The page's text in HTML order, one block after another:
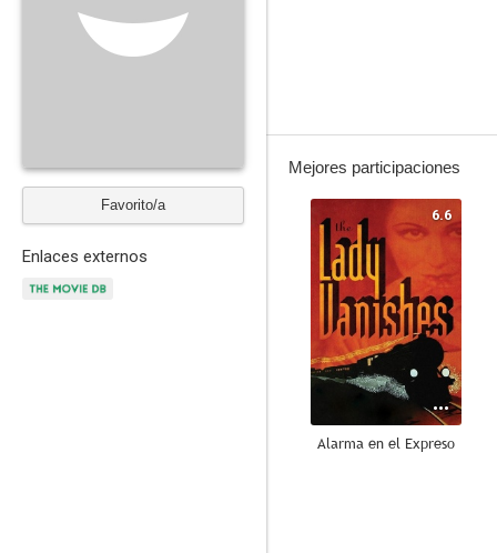
Favorito/a
Enlaces externos
Mejores participaciones
6.6
Alarma en el Expreso